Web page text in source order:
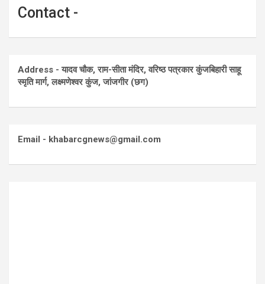
Contact -
Address - यादव चौक, राम-सीता मंदिर, वरिष्ठ पत्रकार कुंजबिहारी साहू
स्मृति मार्ग, लक्ष्मणेश्वर कुंज, जांजगीर (छग)
Email - khabarcgnews@gmail.com